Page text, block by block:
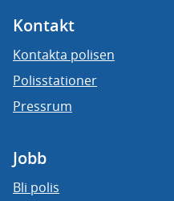
Kontakt
Kontakta polisen
Polisstationer
Pressrum
Jobb
Bli polis